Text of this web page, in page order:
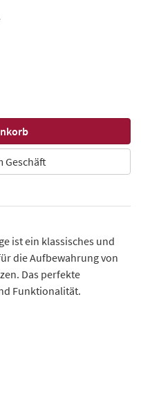
Geschäft
ist ein klassisches und
die Aufbewahrung von
Das perfekte
Funktionalität.